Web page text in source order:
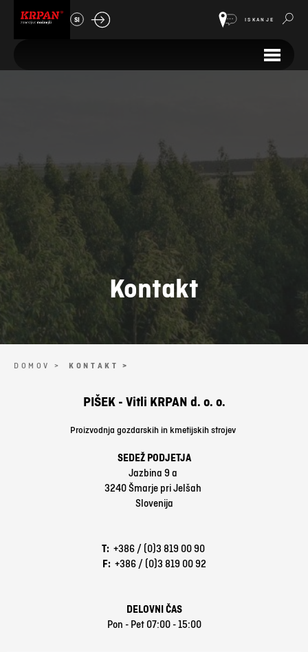
SI ISKANJE
Kontakt
DOMOV > KONTAKT >
PIŠEK - Vitli KRPAN d. o. o.
Proizvodnja gozdarskih in kmetijskih strojev
SEDEŽ PODJETJA
Jazbina 9 a
3240 Šmarje pri Jelšah
Slovenija
T:+386 / (0)3 819 00 90
F:+386 / (0)3 819 00 92
DELOVNI ČAS
Pon - Pet 07:00 - 15:00